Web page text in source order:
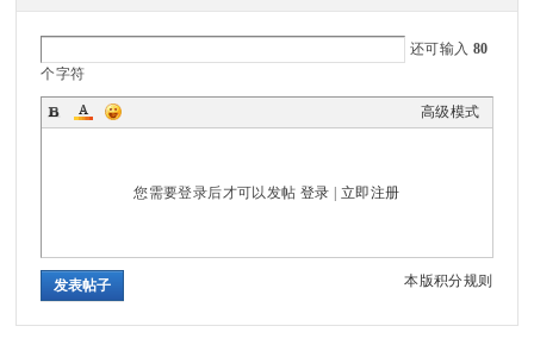
还可输入 80
个字符
高级模式
您需要登录后才可以发帖登录 |立即注册
本版积分规则
发表帖子